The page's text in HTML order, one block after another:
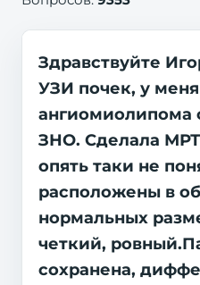
Здравствуйте
УЗИ почек, у
ангиомиолипома
ЗНО. Сделала
опять таки не
расположены в
нормальных
четкий,
сохранена,